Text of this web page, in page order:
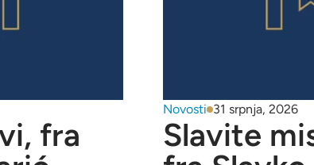
fra
Novosti 31 srpnja, 2026
Slavite